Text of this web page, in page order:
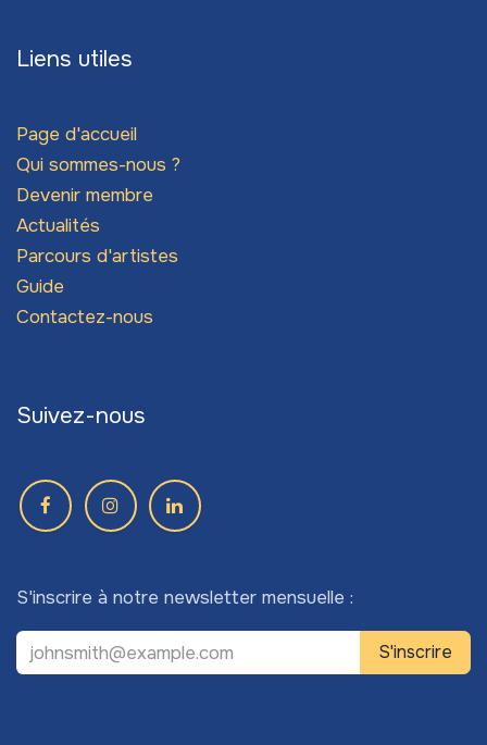
Liens utiles
Page d'accueil
Qui sommes-nous ?
Devenir membre
Actualités
Parcours d'artistes
Guide
Contactez-nous
Suivez-nous
S'inscrire à notre newsletter mensuelle :
S'inscrire